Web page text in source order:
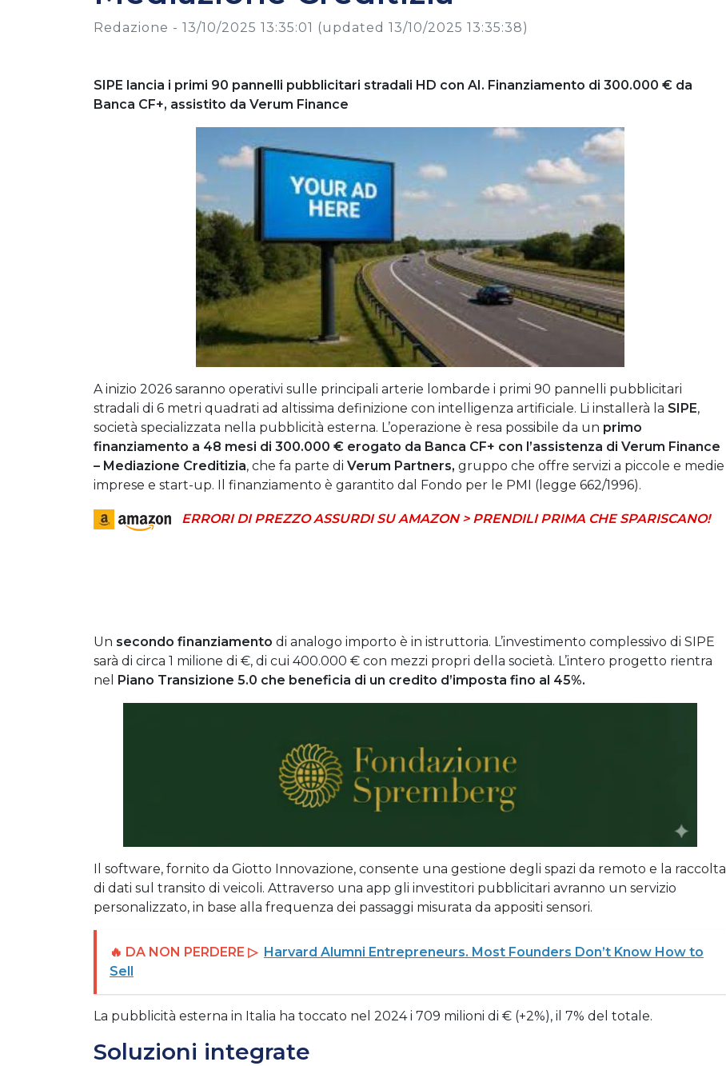
Redazione - 13/10/2025 13:35:01 (updated 13/10/2025 13:35:38)
SIPE lancia i primi 90 pannelli pubblicitari stradali HD con AI. Finanziamento di 300.000 € da
Banca CF+, assistito da Verum Finance
A inizio 2026 saranno operativi sulle principali arterie lombarde i primi 90 pannelli pubblicitari
stradali di 6 metri quadrati ad altissima definizione con intelligenza artificiale. Li installerà la SIPE,
società specializzata nella pubblicità esterna. L’operazione è resa possibile da un primo
finanziamento a 48 mesi di 300.000 € erogato da Banca CF+ con l’assistenza di Verum Finance
– Mediazione Creditizia, che fa parte di Verum Partners, gruppo che offre servizi a piccole e medie
imprese e start-up. Il finanziamento è garantito dal Fondo per le PMI (legge 662/1996).
ERRORI DI PREZZO ASSURDI SU AMAZON > PRENDILI PRIMA CHE SPARISCANO!
Un secondo finanziamento di analogo importo è in istruttoria. L’investimento complessivo di SIPE
sarà di circa 1 milione di €, di cui 400.000 € con mezzi propri della società. L’intero progetto rientra
nel Piano Transizione 5.0 che beneficia di un credito d’imposta fino al 45%.
Il software, fornito da Giotto Innovazione, consente una gestione degli spazi da remoto e la raccolta
di dati sul transito di veicoli. Attraverso una app gli investitori pubblicitari avranno un servizio
personalizzato, in base alla frequenza dei passaggi misurata da appositi sensori.
🔥 DA NON PERDERE ▷ Harvard Alumni Entrepreneurs. Most Founders Don’t Know How to
Sell
La pubblicità esterna in Italia ha toccato nel 2024 i 709 milioni di € (+2%), il 7% del totale.
Soluzioni integrate